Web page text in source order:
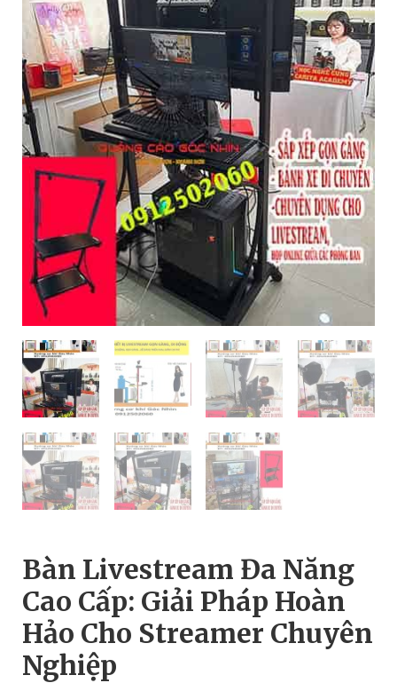
Bàn Livestream Đa Năng
Cao Cấp: Giải Pháp Hoàn
Hảo Cho Streamer Chuyên
Nghiệp